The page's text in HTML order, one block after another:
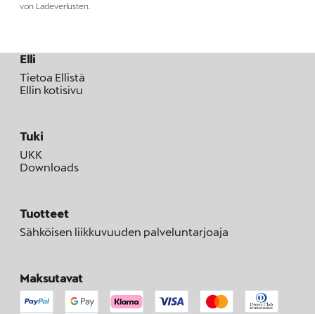
von Ladeverlusten.
Elli
Tietoa Ellistä
Ellin kotisivu
Tuki
UKK
Downloads
Tuotteet
Sähköisen liikkuvuuden palveluntarjoaja
Maksutavat